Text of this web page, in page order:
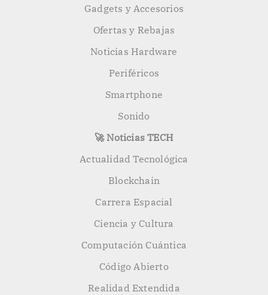
Gadgets y Accesorios
Ofertas y Rebajas
Noticias Hardware
Periféricos
Smartphone
Sonido
🚀 Noticias TECH
Actualidad Tecnológica
Blockchain
Carrera Espacial
Ciencia y Cultura
Computación Cuántica
Código Abierto
Realidad Extendida